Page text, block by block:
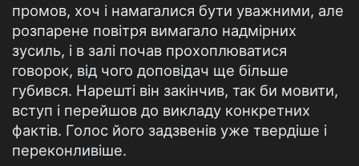
промов, хоч і намагалися бути уважними, але
розпарене повітря вимагало надмірних
зусиль, і в залі почав прохоплюватися
говорок, від чого доповідач ще більше
губився. Нарешті він закінчив, так би мовити,
вступ і перейшов до викладу конкретних
фактів. Голос його задзвенів уже твердіше і
переконливіше.